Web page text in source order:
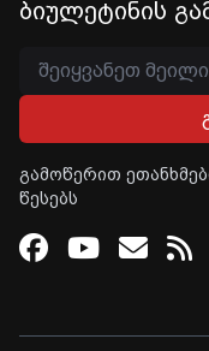
ბიულეტინის
გამოწერით
წესებს
Facebook
Youtube
Email
RSS